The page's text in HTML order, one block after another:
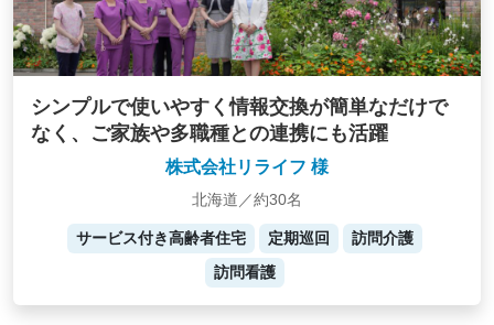
シンプルで使いやすく情報交換が簡単なだけで
なく、ご家族や多職種との連携にも活躍
株式会社リライフ 様
北海道／約30名
サービス付き高齢者住宅 定期巡回
訪問介護
訪問看護